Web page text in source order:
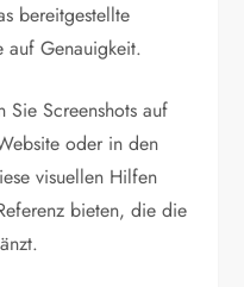
bereitgestellte
auf Genauigkeit.
Sie Screenshots auf
oder in den
visuellen Hilfen
bieten, die die